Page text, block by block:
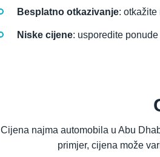
Besplatno otkazivanje:
Niske cijene: usporedite
Cijena najma automobila u Abu
primjer, cijena može